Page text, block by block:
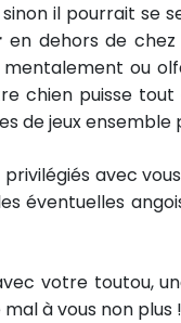
il pourrait se
en dehors de
ou
chien puisse
de jeux ensemble
avec
éventuelles
votre toutou,
à vous non plus !